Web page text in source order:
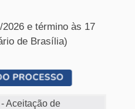
e término às 17
de Brasília)
- Aceitação de